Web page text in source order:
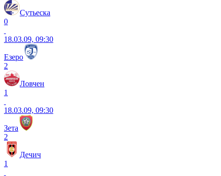
Сутьеска
0
18.03.09, 09:30
Езеро
2
Ловчен
1
18.03.09, 09:30
Зета
2
Дечич
1